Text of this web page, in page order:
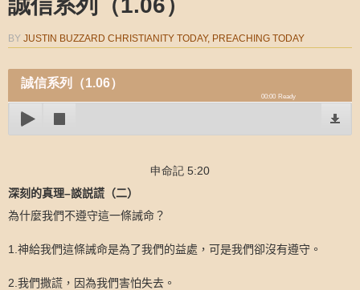
BY JUSTIN BUZZARD CHRISTIANITY TODAY, PREACHING TODAY
誠信系列（1.06）
00:00 Ready
申命記 5:20
深刻的真理–談説謊（二）
為什麼我們不遵守這一條誡命？
1. 神給我們這條誡命是為了我們的益處，可是我們卻沒有遵守。
2. 我們撒謊，因為我們害怕失去。